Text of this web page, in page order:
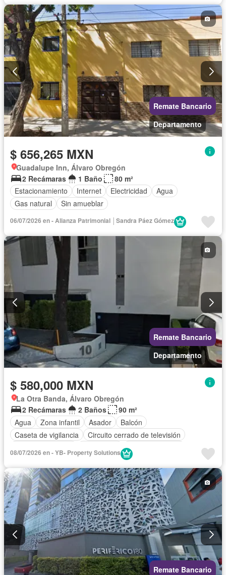
Remate Bancario
Departamento
$ 656,265 MXN
Guadalupe Inn, Álvaro Obregón
2 Recámaras
1 Baño
80 m²
Estacionamiento
Internet Electricidad
Agua
Gas natural
Sin amueblar
06/07/2026 en - Alianza Patrimonial │Sandra Páez Gómez
Remate Bancario
Departamento
$ 580,000 MXN
La Otra Banda, Álvaro Obregón
2 Recámaras
2 Baños
90 m²
Agua
Zona infantil Asador
Balcón
Caseta de vigilancia
Circuito cerrado de televisión
Estacionamiento
Gimnasio Internet
Recámara con closet
Azotea Sala polivalente
Wifi
Sin amueblar
08/07/2026 en - YB- Property Solutions
Remate Bancario